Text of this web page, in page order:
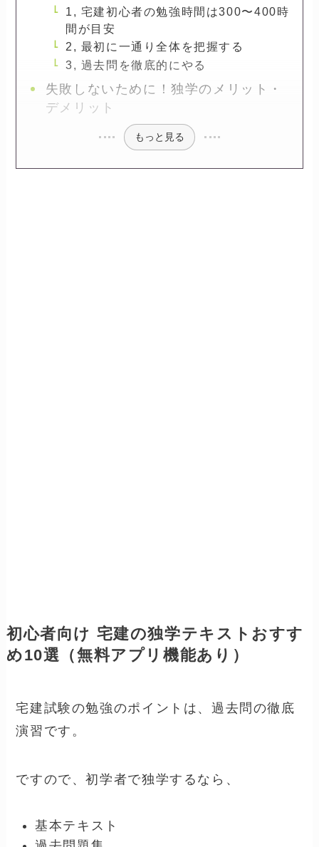
1, 宅建初心者の勉強時間は300〜400時
間が目安
2, 最初に一通り全体を把握する
3, 過去問を徹底的にやる
失敗しないために！独学のメリット・
デメリット
もっと見る
初心者向け 宅建の独学テキストおすす
め10選（無料アプリ機能あり）
宅建試験の勉強のポイントは、過去問の徹底
演習です。
ですので、初学者で独学するなら、
基本テキスト